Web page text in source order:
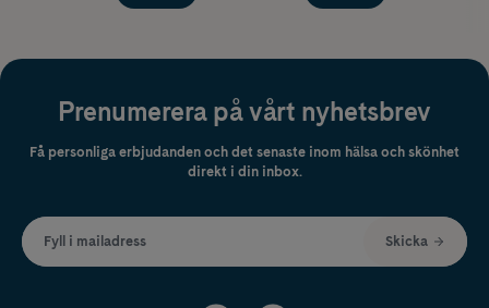
Prenumerera på vårt nyhetsbrev
Få personliga erbjudanden och det senaste inom hälsa och skönhet
direkt i din inbox.
Fyll i mailadress Skicka